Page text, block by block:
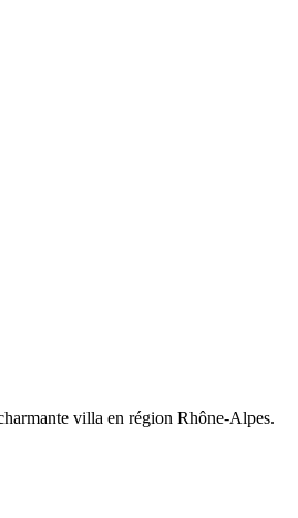
villa en région Rhône-Alpes.